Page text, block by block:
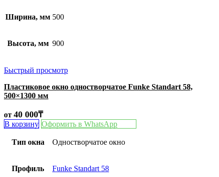
Ширина, мм 500
Высота, мм 900
Быстрый просмотр
Пластиковое окно одностворчатое Funke Standart 58,
500×1300 мм
от 40 000₸
В корзину Оформить в WhatsApp
Тип окна Одностворчатое окно
Профиль Funke Standart 58